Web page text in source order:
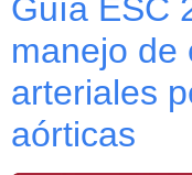
Guía ESC
manejo de
arteriales
aórticas